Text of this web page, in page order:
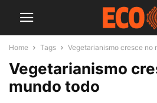
Home Tags Vegetarianismo cresce no
Vegetarianismo
mundo todo